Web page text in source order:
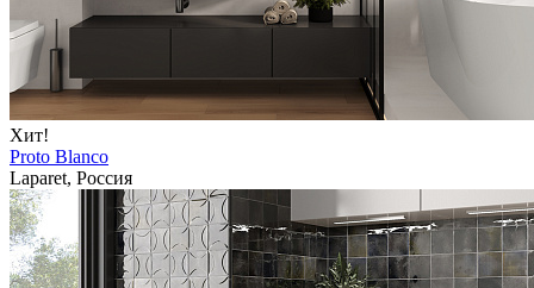
Хит!
Proto Blanco
Laparet, Россия